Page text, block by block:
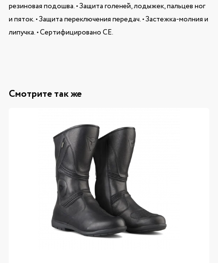
резиновая подошва. • Защита голеней, лодыжек, пальцев ног
и пяток. • Защита переключения передач. • Застежка-молния и
липучка. • Сертифицировано CE.
Смотрите так же